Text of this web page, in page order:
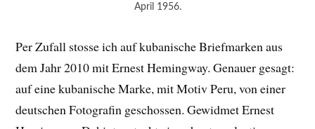
April 1956.
Per Zufall stosse ich auf kubanische Briefmarken aus
dem Jahr 2010 mit Ernest Hemingway. Genauer gesagt:
auf eine kubanische Marke, mit Motiv Peru, von einer
deutschen Fotografin geschossen. Gewidmet Ernest